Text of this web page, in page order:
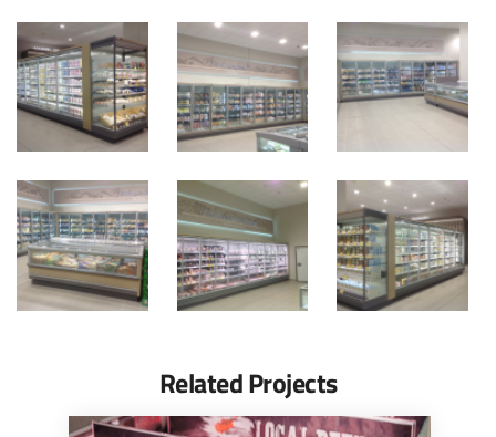
Related Projects